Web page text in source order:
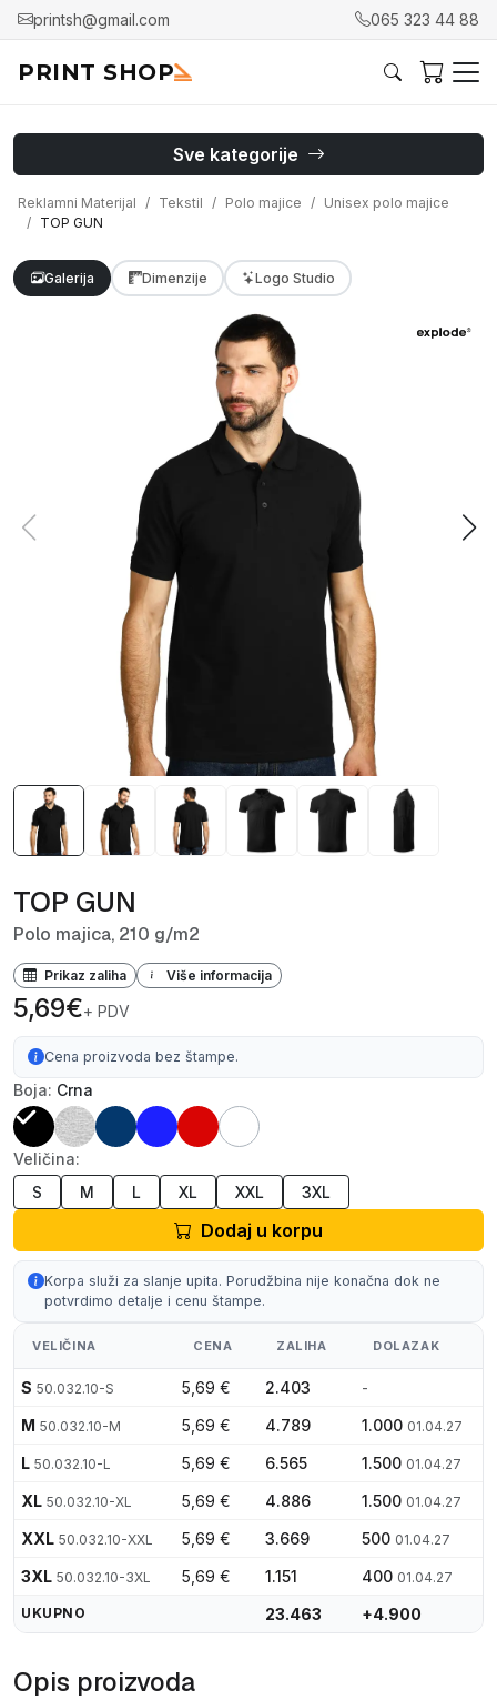
printsh@gmail.com 065 323 44 88
PRINT SHOP
Sve kategorije
Reklamni Materijal Tekstil Polo majice
Unisex polo majice
TOP GUN
Galerija Dimenzije Logo Studio
TOP GUN
Polo majica, 210 g/m2
Prikaz zaliha Više informacija
5,69€+ PDV
Cena proizvoda bez štampe.
Boja: Crna
Veličina:
S
M L XL XXL 3XL
Dodaj u korpu
Korpa služi za slanje upita. Porudžbina nije konačna dok ne
potvrdimo detalje i cenu štampe.
VELIČINA CENA ZALIHA DOLAZAK
S 50.032.10-S 5,69 € 2.403
-
M 50.032.10-M 5,69 € 4.789 1.000 01.04.27
L 50.032.10-L 5,69 € 6.565 1.500 01.04.27
XL 50.032.10-XL 5,69 € 4.886 1.500 01.04.27
XXL 50.032.10-XXL 5,69 € 3.669 500 01.04.27
3XL 50.032.10-3XL 5,69 € 1.151 400 01.04.27
UKUPNO 23.463 +4.900
Opis proizvoda